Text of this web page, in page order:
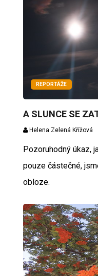
REPORTÁŽE
A SLUNCE SE
Helena Zelená Křížová
Pozoruhodný úkaz,
pouze částečné,
obloze.